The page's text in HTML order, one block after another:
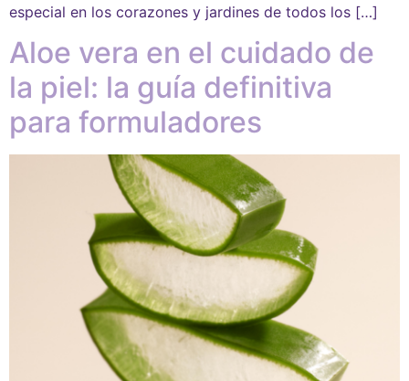
especial en los corazones y jardines de todos los […]
Aloe vera en el cuidado de
la piel: la guía definitiva
para formuladores